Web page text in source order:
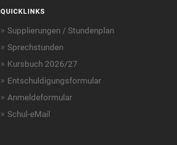
QUICKLINKS
Supplierungen / Stundenplan
Sprechstunden
Kursbuch 2026/27
Entschuldigungsformular
Anmeldeformular
Schul-eMail